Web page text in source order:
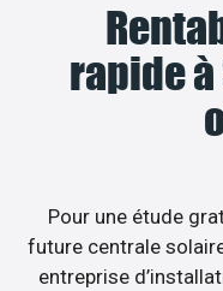
rapide à
Pour une étude
future centrale
entreprise